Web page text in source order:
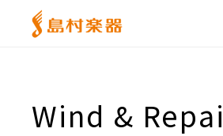
Wind &